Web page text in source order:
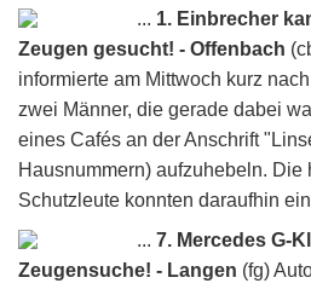
... 1. Einbrecher
Zeugen gesucht! - Offenbach
informierte am Mittwoch kurz
zwei Männer, die gerade dabei
eines Cafés an der Anschrift
Hausnummern) aufzuhebeln. Die
Schutzleute konnten daraufhin
... 7. Mercedes G-
Zeugensuche! - Langen (fg)